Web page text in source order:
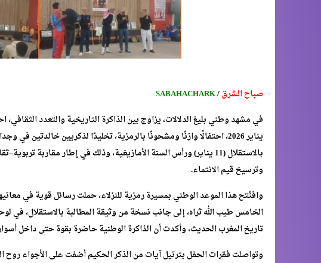
صباح الشرق/
SABAHACHARK
يناير 2026، احتفالًا وازنًا ومشحونًا بالرمزية، تخليدًا لذكريين خالدتين
بالاستقلال (11 يناير) ورأس السنة الأمازيغية، وذلك في إطار مقاربة
وترسيخ قيم الانتماء.
وافتُتح هذا الموعد الوطني بمسيرة رمزية للنزلاء، حملت رسائل قوية في
الخامس طيب الله ثراه، إلى جانب نسخة من وثيقة المطالبة بالاستقلال،
تاريخ المغرب الحديث، وأكدت أن الذاكرة الوطنية حاضرة بقوة حتى داخل
وتواصلت فقرات الحفل بترتيل آيات من الذكر الحكيم أضفت على الأجواء روح